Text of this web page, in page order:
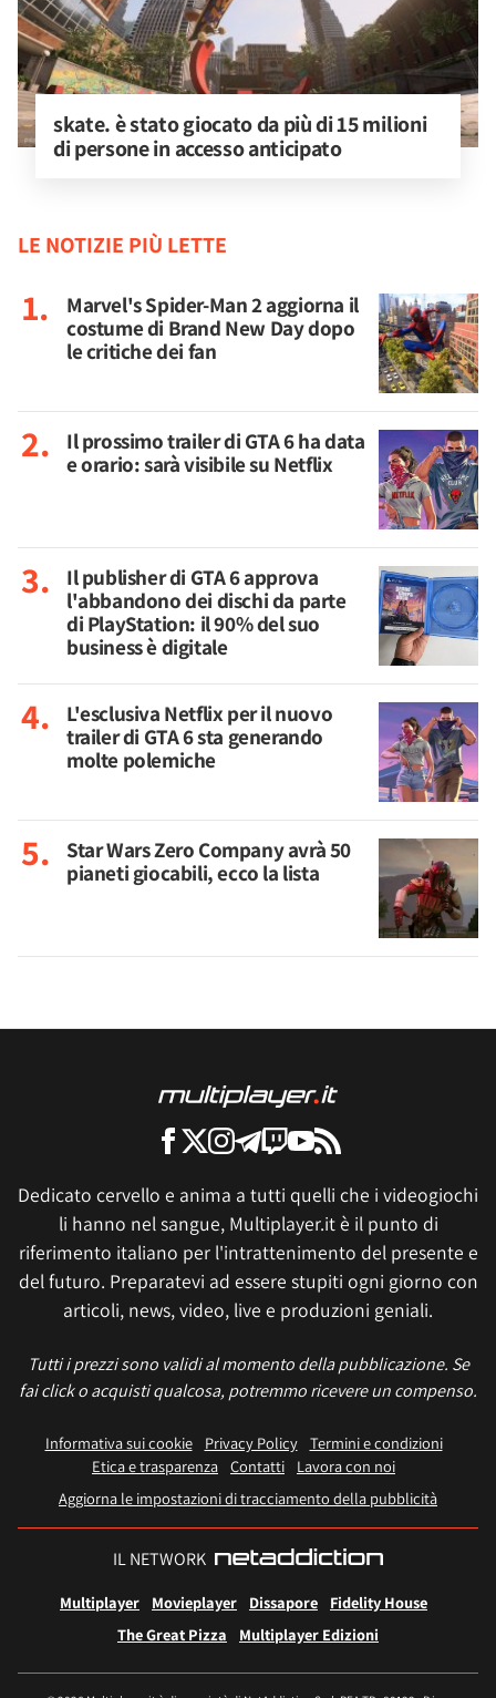
skate. è stato giocato da più di 15 milioni
di persone in accesso anticipato
LE NOTIZIE PIÙ LETTE
Marvel's Spider-Man 2 aggiorna il
costume di Brand New Day dopo
le critiche dei fan
Il prossimo trailer di GTA 6 ha data
e orario: sarà visibile su Netflix
Il publisher di GTA 6 approva
l'abbandono dei dischi da parte
di PlayStation: il 90% del suo
business è digitale
L'esclusiva Netflix per il nuovo
trailer di GTA 6 sta generando
molte polemiche
Star Wars Zero Company avrà 50
pianeti giocabili, ecco la lista
Dedicato cervello e anima a tutti quelli che i videogiochi
li hanno nel sangue, Multiplayer.it è il punto di
riferimento italiano per l'intrattenimento del presente e
del futuro. Preparatevi ad essere stupiti ogni giorno con
articoli, news, video, live e produzioni geniali.
Tutti i prezzi sono validi al momento della pubblicazione. Se
fai click o acquisti qualcosa, potremmo ricevere un compenso.
Informativa sui cookie Privacy Policy
Termini e condizioni
Etica e trasparenza Contatti
Lavora con noi
Aggiorna le impostazioni di tracciamento della pubblicità
IL NETWORK
Multiplayer Movieplayer Dissapore
Fidelity House
The Great Pizza
Multiplayer Edizioni